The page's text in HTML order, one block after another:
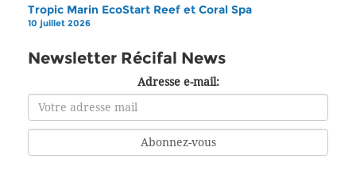
Tropic Marin EcoStart Reef et Coral Spa
10 juillet 2026
Newsletter Récifal News
Adresse e-mail: